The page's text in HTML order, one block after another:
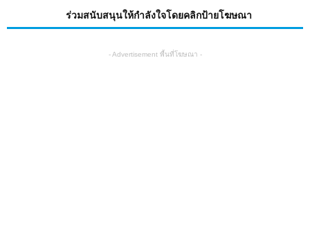
ร่วมสนับสนุนให้กำลังใจโดยคลิกป้ายโฆษณา
- Advertisement พื้นที่โฆษณา -